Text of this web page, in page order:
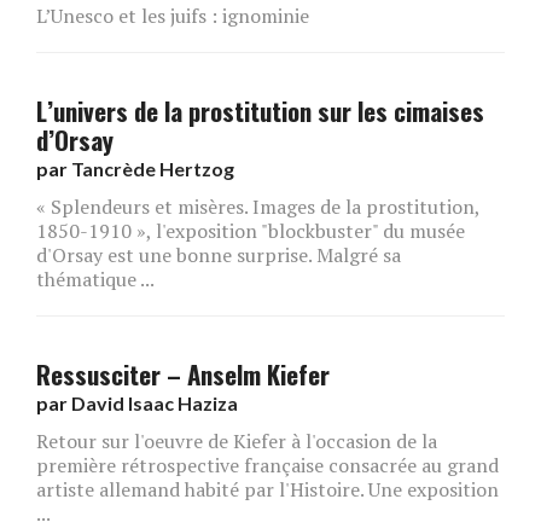
L’Unesco et les juifs : ignominie
L’univers de la prostitution sur les cimaises
d’Orsay
par Tancrède Hertzog
« Splendeurs et misères. Images de la prostitution,
1850-1910 », l'exposition "blockbuster" du musée
d'Orsay est une bonne surprise. Malgré sa
thématique ...
Ressusciter – Anselm Kiefer
par David Isaac Haziza
Retour sur l'oeuvre de Kiefer à l'occasion de la
première rétrospective française consacrée au grand
artiste allemand habité par l'Histoire. Une exposition
...